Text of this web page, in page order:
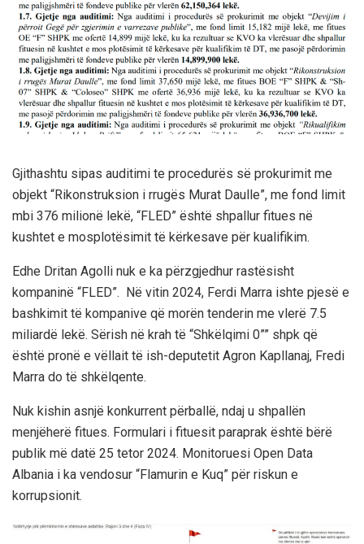
Gjithashtu sipas auditimi te procedurës së prokurimit me
objekt “Rikonstruksion i rrugës Murat Daulle”, me fond limit
mbi 376 milionë lekë, “FLED” është shpallur fitues në
kushtet e mosplotësimit të kërkesave për kualifikim.
Edhe Dritan Agolli nuk e ka përzgjedhur rastësisht
kompaninë “FLED”. Në vitin 2024, Ferdi Marra ishte pjesë e
bashkimit të kompanive që morën tenderin me vlerë 7.5
miliardë lekë. Sërish në krah të “Shkëlqimi 0”” shpk që
është pronë e vëllait të ish-deputetit Agron Kapllanaj, Fredi
Marra do të shkëlqente.
Nuk kishin asnjë konkurrent përballë, ndaj u shpallën
menjëherë fitues. Formulari i fituesit paraprak është bërë
publik më datë 25 tetor 2024. Monitoruesi Open Data
Albania i ka vendosur “Flamurin e Kuq” për riskun e
korrupsionit.